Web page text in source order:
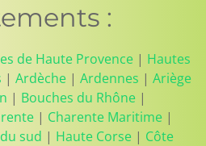
:
de Haute Provence | Hautes
| Ardèche | Ardennes | Ariège
| Bouches du Rhône |
| Charente Maritime |
sud | Haute Corse | Côte